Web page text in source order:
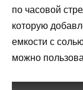
по часовой
которую
емкости с
можно